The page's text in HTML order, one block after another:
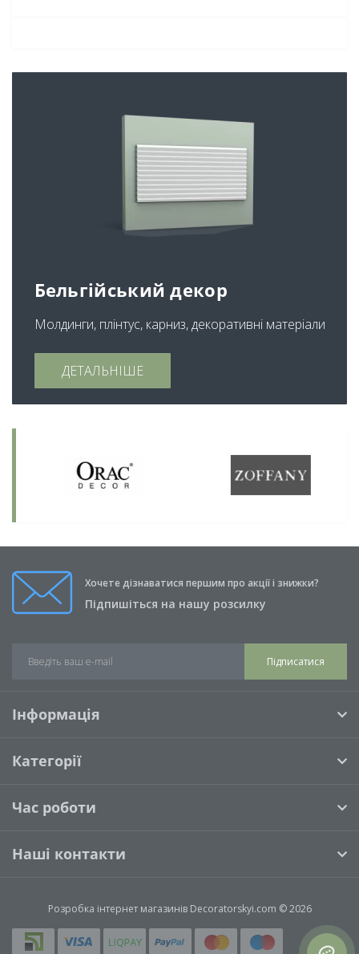
Бельгійський декор
Молдинги, плінтус, карниз, декоративні матеріали
ДЕТАЛЬНІШЕ
Хочете дізнаватися першим про акції і знижки?
Підпишіться на нашу розсилку
Підписатися
Інформація
Категорії
Час роботи
Наші контакти
Розробка інтернет магазинівDecoratorskyi.com © 2026